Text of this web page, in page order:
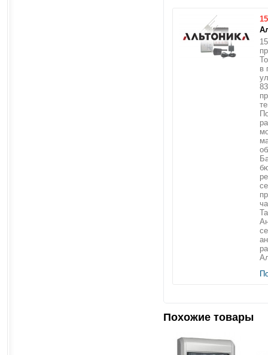
в
Похожие товары